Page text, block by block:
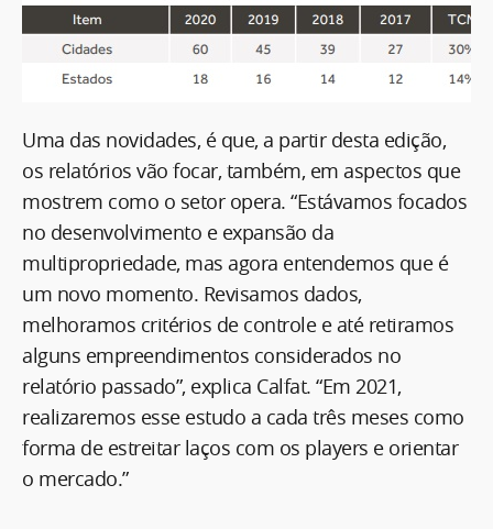
Uma das novidades, é que, a partir desta edição,
os relatórios vão focar, também, em aspectos que
mostrem como o setor opera. “Estávamos focados
no desenvolvimento e expansão da
multipropriedade, mas agora entendemos que é
um novo momento. Revisamos dados,
melhoramos critérios de controle e até retiramos
alguns empreendimentos considerados no
relatório passado”, explica Calfat. “Em 2021,
realizaremos esse estudo a cada três meses como
forma de estreitar laços com os players e orientar
o mercado.”